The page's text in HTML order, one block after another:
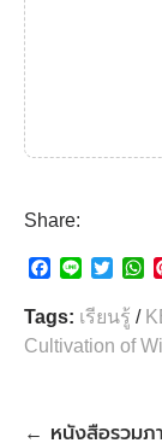
Share:
c
e
b
n
i
t
W
a
s
Tags: เรียนรู้ /
Cultivation of
← หนังสือรวม